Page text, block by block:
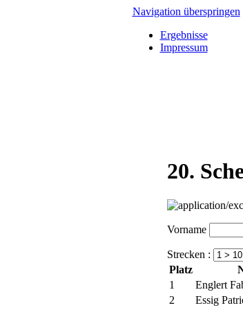
Navigation überspringen
Ergebnisse
Impressum
20.
Vorname
Strecken :
Platz
1
Englert
2
Essig